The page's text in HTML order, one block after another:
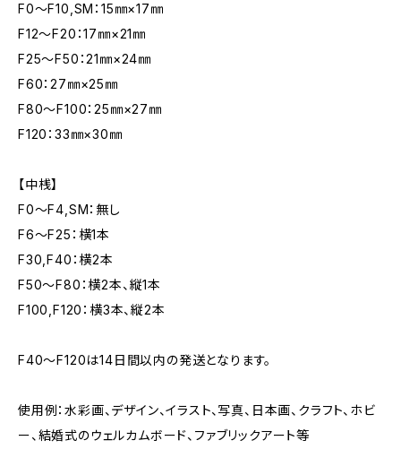
F0～F10,SM：15㎜×17㎜
F12～F20：17㎜×21㎜
F25～F50：21㎜×24㎜
F60：27㎜×25㎜
F80～F100：25㎜×27㎜
F120：33㎜×30㎜
【中桟】
F0～F4,SM：無し
F6～F25：横1本
F30,F40：横2本
F50～F80：横2本、縦1本
F100,F120：横3本、縦2本
F40～F120は14日間以内の発送となります。
使用例：水彩画、デザイン、イラスト、写真、日本画、クラフト、ホビ
ー、結婚式のウェルカムボード、ファブリックアート等